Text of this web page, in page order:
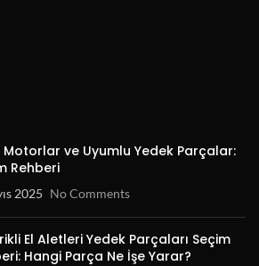
Motorlar ve Uyumlu Yedek Parçalar:
Rehberi
2025 No Comments
El Aletleri Yedek Parçaları Seçim
Hangi Parça Ne İşe Yarar?